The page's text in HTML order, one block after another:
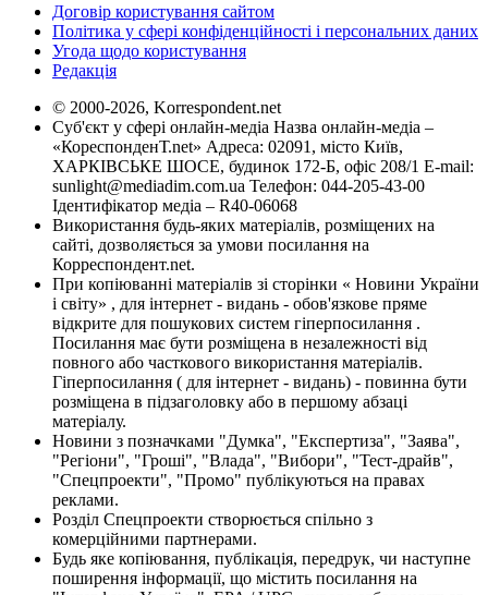
Договір користування сайтом
Політика у сфері конфіденційності і персональних даних
Угода щодо користування
Редакція
© 2000-2026, Korrespondent.net
Суб'єкт у сфері онлайн-медіа Назва онлайн-медіа –
«КореспонденТ.net» Адреса: 02091, місто Київ,
ХАРКІВСЬКЕ ШОСЕ, будинок 172-Б, офіс 208/1 E-mail:
sunlight@mediadim.com.ua Телефон: 044-205-43-00
Ідентифікатор медіа – R40-06068
Використання будь-яких матеріалів, розміщених на
сайті, дозволяється за умови посилання на
Корреспондент.net.
При копіюванні матеріалів зі сторінки « Новини України
і світу» , для інтернет - видань - обов'язкове пряме
відкрите для пошукових систем гіперпосилання .
Посилання має бути розміщена в незалежності від
повного або часткового використання матеріалів.
Гіперпосилання ( для інтернет - видань) - повинна бути
розміщена в підзаголовку або в першому абзаці
матеріалу.
Новини з позначками "Думка", "Експертиза", "Заява",
"Регіони", "Гроші", "Влада", "Вибори", "Тест-драйв",
"Спецпроекти", "Промо" публікуються на правах
реклами.
Розділ Спецпроекти створюється спільно з
комерційними партнерами.
Будь яке копіювання, публікація, передрук, чи наступне
поширення інформації, що містить посилання на